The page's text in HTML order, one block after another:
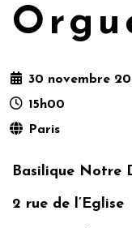
30 novembre
15h00
Paris
Basilique Notre
2 rue de l’Eglise